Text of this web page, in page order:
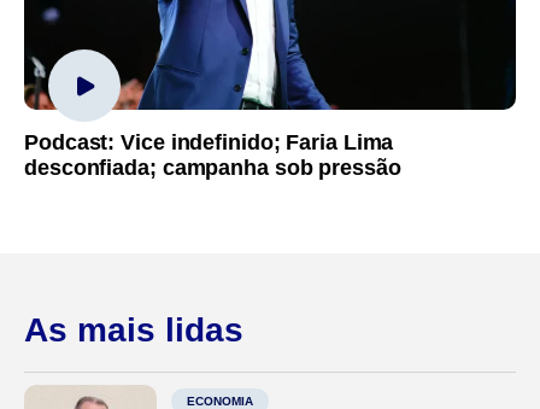
Podcast: Vice indefinido; Faria Lima
desconfiada; campanha sob pressão
As mais lidas
ECONOMIA